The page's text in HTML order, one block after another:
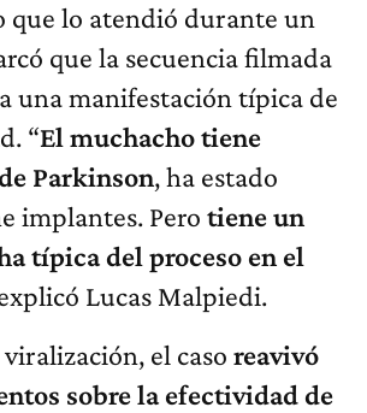
que lo atendió durante un
que la secuencia filmada
una manifestación típica de
“El muchacho tiene
Parkinson, ha estado
implantes. Pero tiene un
típica del proceso en el
Lucas Malpiedi.
el caso reavivó
sobre la efectividad de